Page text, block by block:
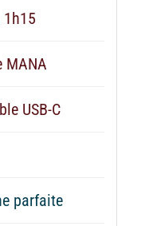
1h15
MANA
USB-C
parfaite